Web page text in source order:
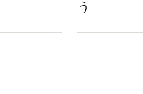
味と読み、男女別の実